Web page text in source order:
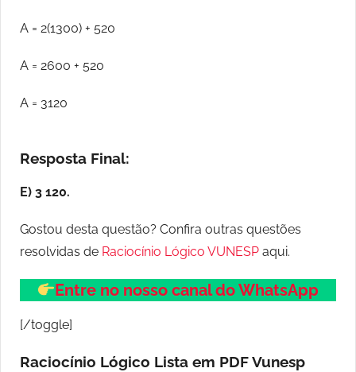
A = 2(1300) + 520
A = 2600 + 520
A = 3120
Resposta Final:
E) 3 120.
Gostou desta questão? Confira outras questões
resolvidas de Raciocínio Lógico VUNESP aqui.
Entre no nosso canal do WhatsApp
[/toggle]
Raciocínio Lógico Lista em PDFVunesp